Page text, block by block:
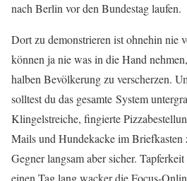
nach Berlin vor den Bundestag laufen.
Dort zu demonstrieren ist ohnehin nie
können ja nie was in die Hand
halben Bevölkerung zu verscherzen.
solltest du das gesamte System
Klingelstreiche, fingierte
Mails und Hundekacke im Briefkasten
Gegner langsam aber sicher.
einen Tag lang wacker die Focus-